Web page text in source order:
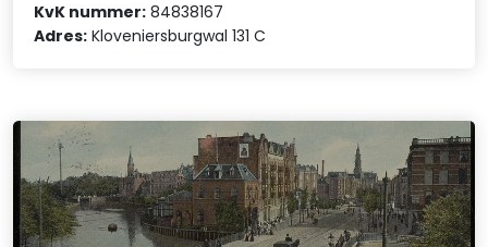
KvK nummer: 84838167
Adres: Kloveniersburgwal 131 C